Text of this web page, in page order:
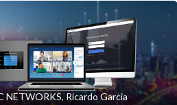
NETWORKS, Ricardo Garcia